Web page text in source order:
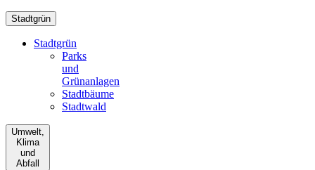
Stadtgrün
Stadtgrün
Parks
und
Grünanlagen
Stadtbäume
Stadtwald
Umwelt,
Klima
und
Abfall